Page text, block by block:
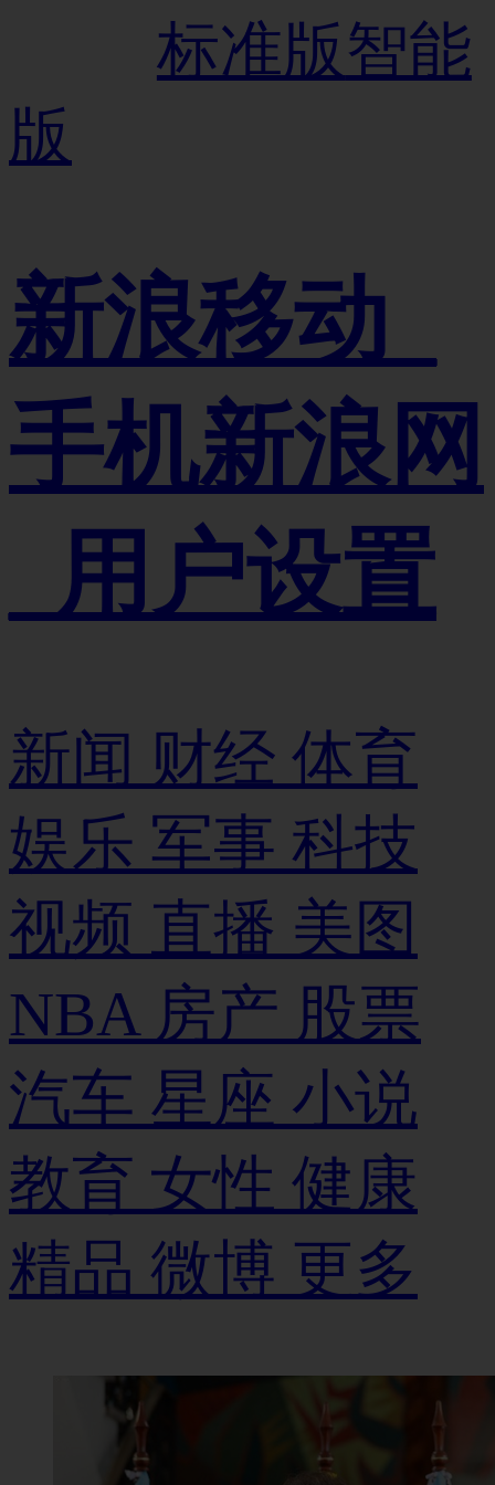
标准版智能
版
新浪移动_
手机新浪网
_用户设置
新闻 财经 体育
娱乐 军事 科技
视频 直播 美图
NBA 房产 股票
汽车 星座 小说
教育 女性 健康
精品 微博 更多